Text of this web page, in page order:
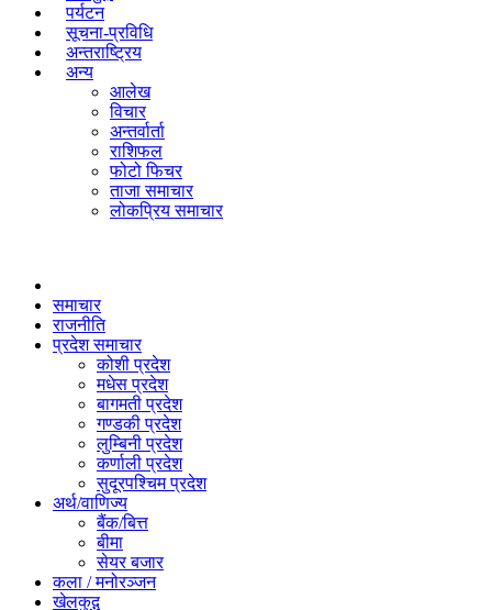
पर्यटन
सूचना-प्रविधि
अन्तराष्ट्रिय
अन्य
आलेख
विचार
अन्तर्वार्ता
राशिफल
फोटो फिचर
ताजा समाचार
लोकप्रिय समाचार
समाचार
राजनीति
प्रदेश समाचार
कोशी प्रदेश
मधेस प्रदेश
बागमती प्रदेश
गण्डकी प्रदेश
लुम्बिनी प्रदेश
कर्णाली प्रदेश
सुदूरपश्चिम प्रदेश
अर्थ/वाणिज्य
बैंक/बित्त
बीमा
सेयर बजार
कला / मनोरञ्जन
खेलकुद़़